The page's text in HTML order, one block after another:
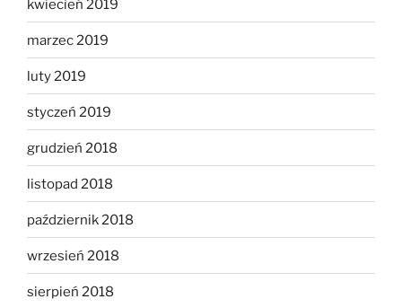
kwiecień 2019
marzec 2019
luty 2019
styczeń 2019
grudzień 2018
listopad 2018
październik 2018
wrzesień 2018
sierpień 2018